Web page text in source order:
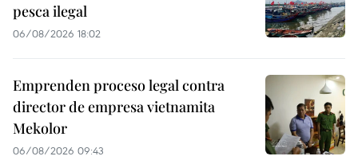
pesca ilegal
06/08/2026 18:02
Emprenden proceso legal contra
director de empresa vietnamita
Mekolor
06/08/2026 09:43